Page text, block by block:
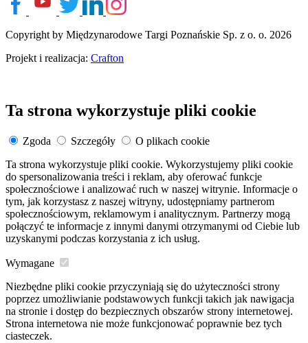
Copyright by Międzynarodowe Targi Poznańskie Sp. z o. o. 2026
Projekt i realizacja: Crafton
Ta strona wykorzystuje pliki cookie
Zgoda Szczegóły
O plikach cookie
Ta strona wykorzystuje pliki cookie. Wykorzystujemy pliki cookie
do spersonalizowania treści i reklam, aby oferować funkcje
społecznościowe i analizować ruch w naszej witrynie. Informacje o
tym, jak korzystasz z naszej witryny, udostępniamy partnerom
społecznościowym, reklamowym i analitycznym. Partnerzy mogą
połączyć te informacje z innymi danymi otrzymanymi od Ciebie lub
uzyskanymi podczas korzystania z ich usług.
Wymagane
Niezbędne pliki cookie przyczyniają się do użyteczności strony
poprzez umożliwianie podstawowych funkcji takich jak nawigacja
na stronie i dostęp do bezpiecznych obszarów strony internetowej.
Strona internetowa nie może funkcjonować poprawnie bez tych
ciasteczek.